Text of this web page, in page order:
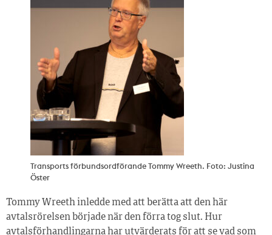
Transports förbundsordförande Tommy Wreeth. Foto: Justina
Öster
Tommy Wreeth inledde med att berätta att den här
avtalsrörelsen började när den förra tog slut. Hur
avtalsförhandlingarna har utvärderats för att se vad som